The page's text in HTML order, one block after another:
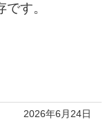
す。
2026年6月24日